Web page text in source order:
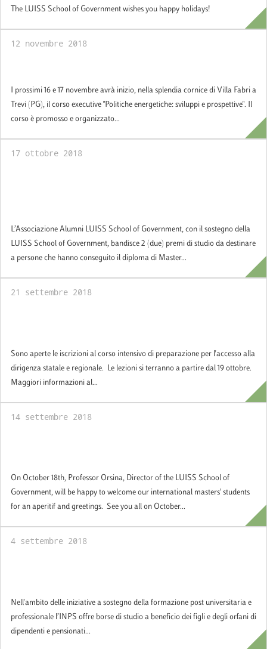
The LUISS School of Government wishes you happy holidays!
12 novembre 2018
I prossimi 16 e 17 novembre avrà inizio, nella splendia cornice di Villa Fabri a
Trevi (PG), il corso executive "Politiche energetiche: sviluppi e prospettive". Il
corso è promosso e organizzato...
17 ottobre 2018
L’Associazione Alumni LUISS School of Government, con il sostegno della
LUISS School of Government, bandisce 2 (due) premi di studio da destinare
a persone che hanno conseguito il diploma di Master...
21 settembre 2018
Sono aperte le iscrizioni al corso intensivo di preparazione per l'accesso alla
dirigenza statale e regionale. Le lezioni si terranno a partire dal 19 ottobre.
Maggiori informazioni al...
14 settembre 2018
On October 18th, Professor Orsina, Director of the LUISS School of
Government, will be happy to welcome our international masters' students
for an aperitif and greetings. See you all on October...
4 settembre 2018
Nell'ambito delle iniziative a sostegno della formazione post universitaria e
professionale l’INPS offre borse di studio a beneficio dei figli e degli orfani di
dipendenti e pensionati...